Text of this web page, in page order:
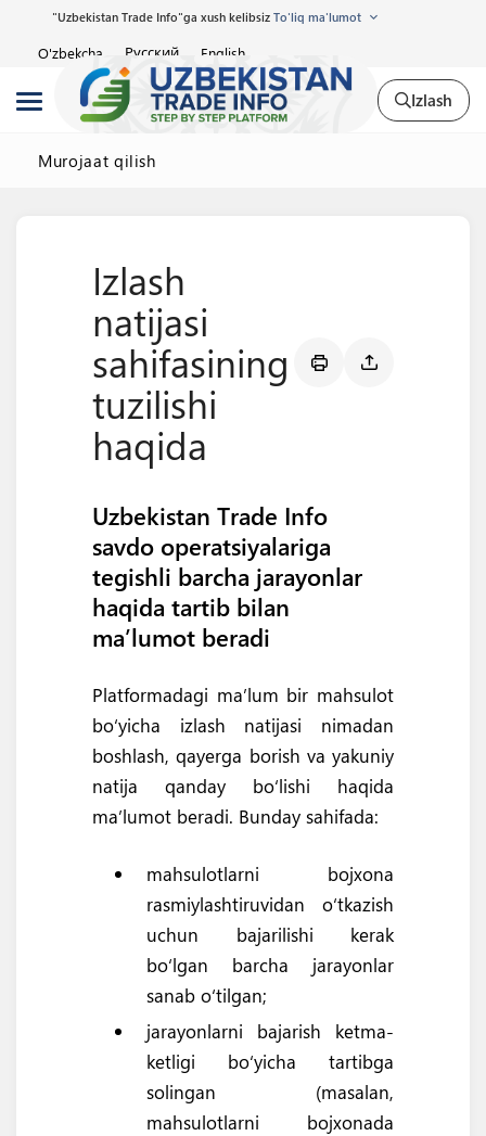
"Uzbekistan Trade Info"ga xush kelibsiz To'liq ma'lumot
O'zbekcha Русский English
Izlash
Murojaat qilish
Izlash
natijasi
sahifasining
tuzilishi
haqida
Uzbekistan Trade Info
savdo operatsiyalariga
tegishli barcha jarayonlar
haqida tartib bilan
ma’lumot beradi
Platformadagi ma’lum bir mahsulot
bo‘yicha izlash natijasi nimadan
boshlash, qayerga borish va yakuniy
natija qanday bo‘lishi haqida
ma’lumot beradi. Bunday sahifada:
mahsulotlarni bojxona
rasmiylashtiruvidan o‘tkazish
uchun bajarilishi kerak
bo‘lgan barcha jarayonlar
sanab o‘tilgan;
jarayonlarni bajarish ketma-
ketligi bo‘yicha tartibga
solingan (masalan,
mahsulotlarni bojxonada